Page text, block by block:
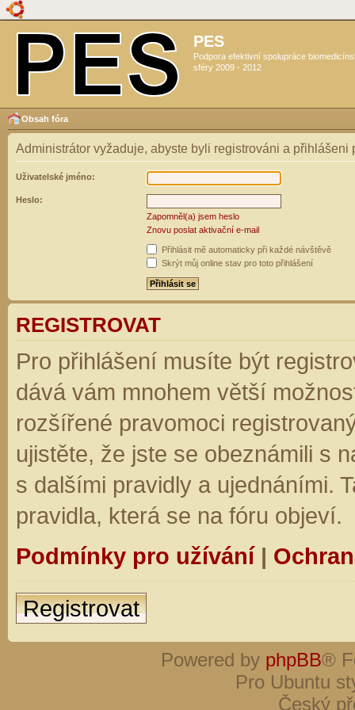
PES
Podpora efektivní spolupráce
sféry 2009 - 2012
Obsah fóra
Administrátor vyžaduje, abyste byli registrováni a přihlášeni
Uživatelské jméno:
Heslo:
Zapomněl(a) jsem heslo
Znovu poslat aktivační e-mail
Přihlásit mě automaticky při každé návštěvě
Skrýt můj online stav pro toto přihlášení
REGISTROVAT
Pro přihlášení musíte být
dává vám mnohem větší
rozšířené pravomoci
ujistěte, že jste se obeznámili s
s dalšími pravidly a ujednáními.
pravidla, která se na fóru objeví.
Podmínky pro užívání|
Registrovat
Powered by phpBB®
Pro Ubuntu
Český